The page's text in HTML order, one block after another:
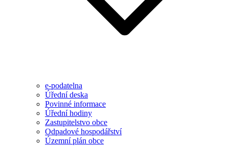
e-podatelna
Úřední deska
Povinné informace
Úřední hodiny
Zastupitelstvo obce
Odpadové hospodářství
Územní plán obce